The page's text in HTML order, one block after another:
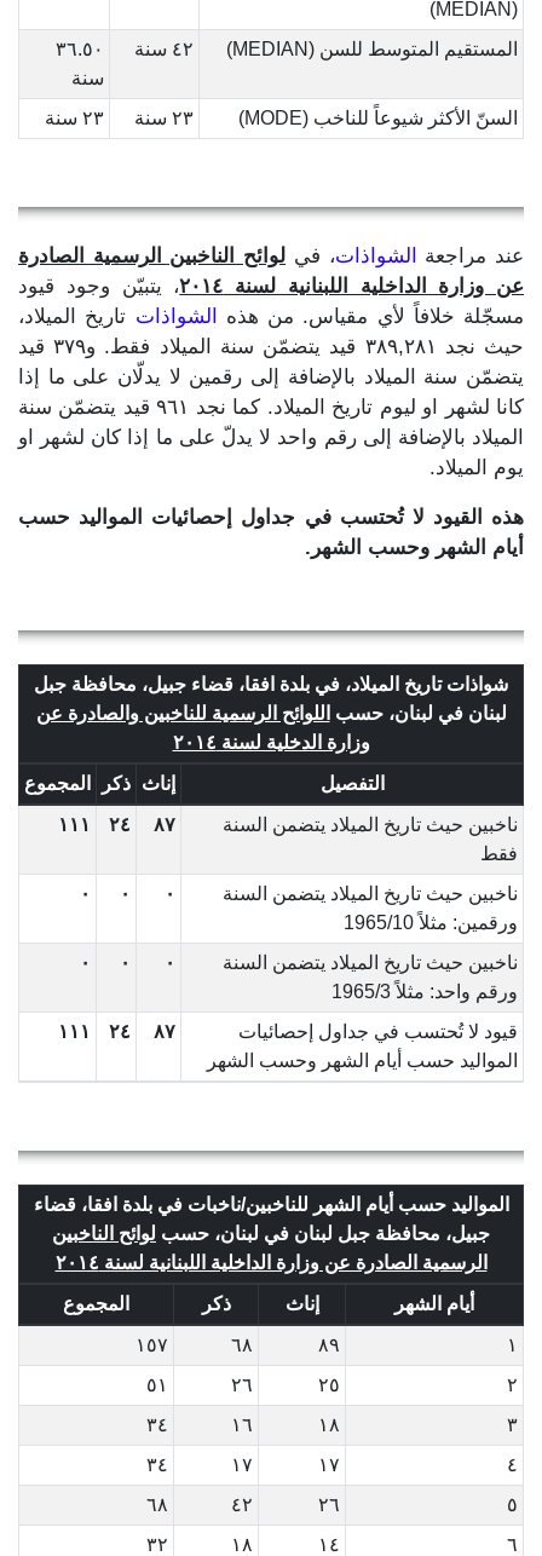
(MEDIAN)
المستقيم المتوسط للسن (MEDIAN)
٤٢ سنة
٣٦.٥٠
سنة
السنّ الأكثر شيوعاً للناخب (MODE)
٢٣ سنة ٢٣ سنة
عند مراجعة الشواذات، في لوائح الناخبين الرسمية الصادرة
عن وزارة الداخلية اللبنانية لسنة ٢٠١٤
، يتبيّن وجود قيود
مسجّلة خلافاً لأي مقياس. من هذه
الشواذات تاريخ الميلاد،
حيث نجد ٣٨٩,٢٨١ قيد يتضمّن سنة الميلاد فقط. و٣٧٩ قيد
يتضمّن سنة الميلاد بالإضافة إلى رقمين لا يدلّان على ما إذا
كانا لشهر او ليوم تاريخ الميلاد. كما نجد ٩٦١ قيد يتضمّن سنة
الميلاد بالإضافة إلى رقم واحد لا يدلّ على ما إذا كان لشهر او
يوم الميلاد.
هذه القيود لا تُحتسب في جداول إحصائيات المواليد حسب
أيام الشهر وحسب الشهر.
شواذات تاريخ الميلاد، في بلدة افقا، قضاء جبيل، محافظة جبل
لبنان في لبنان، حسب اللوائح الرسمية للناخبين والصادرة عن
وزارة الدخلية لسنة ٢٠١٤
التفصيل
إناث ذكر
المجموع
ناخبين حيث تاريخ الميلاد يتضمن السنة
فقط
٨٧ ٢٤ ١١١
ناخبين حيث تاريخ الميلاد يتضمن السنة
ورقمين: مثلاً 1965/10
٠ ٠ ٠
ناخبين حيث تاريخ الميلاد يتضمن السنة
ورقم واحد: مثلاً 1965/3
٠ ٠ ٠
قيود لا تُحتسب في جداول إحصائيات
المواليد حسب أيام الشهر وحسب الشهر
٨٧ ٢٤ ١١١
المواليد حسب أيام الشهر للناخبين/ناخبات في بلدة افقا، قضاء
جبيل، محافظة جبل لبنان في لبنان، حسب لوائح الناخبين
الرسمية الصادرة عن وزارة الداخلية اللبنانية لسنة ٢٠١٤
أيام الشهر
إناث ذكر
المجموع
١
٨٩ ٦٨
١٥٧
٢
٢٥ ٢٦
٥١
٣
١٨ ١٦
٣٤
٤
١٧ ١٧
٣٤
٥
٢٦ ٤٢
٦٨
٦
١٤ ١٨
٣٢